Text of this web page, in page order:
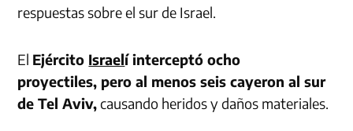
respuestas sobre el sur de Israel.
El Ejército Israelí interceptó ocho
proyectiles, pero al menos seis cayeron al sur
de Tel Aviv,causando heridos y daños materiales.